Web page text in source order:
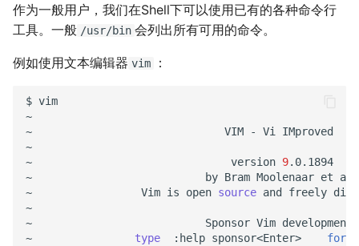
作为一般用户，我们在Shell下可以使用已有的各种命令行
工具。一般 /usr/bin 会列出所有可用的命令。
例如使用文本编辑器 vim ：
$ vim
~
~
VIM - Vi
IMproved
~
~
version 9.0.1894
~
by Bram Moolenaar et
al.
~
Vim is open source and freely
~
~
Sponsor Vim development!
~
type :help sponsor<Enter> for